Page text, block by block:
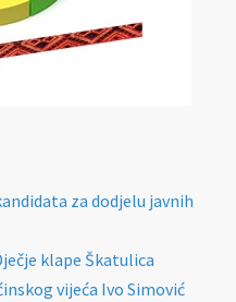
za dodjelu javnih
klape Škatulica
vijeća Ivo Simović